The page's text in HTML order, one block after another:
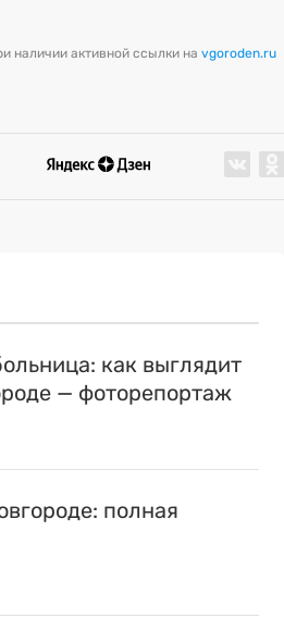
наличии активной ссылки на vgoroden.ru
как выглядит
— фоторепортаж
полная